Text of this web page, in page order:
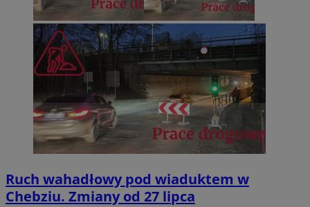
Ruch wahadłowy pod wiaduktem w
Chebziu. Zmiany od 27 lipca